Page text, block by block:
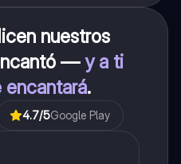
nuestros
—y a ti
.
4.7/5Google Play